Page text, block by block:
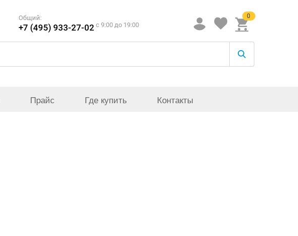
Общий:
+7 (495) 933-27-02 c 9:00 до 19:00
0
Прайс Где купить Контакты